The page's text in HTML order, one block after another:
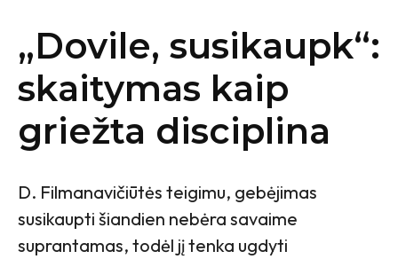
„Dovile, susikaupk“:
skaitymas kaip
griežta disciplina
D. Filmanavičiūtės teigimu, gebėjimas
susikaupti šiandien nebėra savaime
suprantamas, todėl jį tenka ugdyti